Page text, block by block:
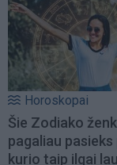
Horoskopai
Šie Zodiako
pagaliau
kurio taip ilgai